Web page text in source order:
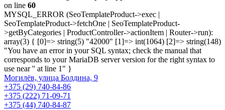
on line 60
MYSQL_ERROR (SeoTemplateProduct->exec |
SeoTemplateProduct->fetchOne | SeoTemplateProduct-
>getByCategories | ProductController->actionItem | Router->run):
array(3) { [0]=> string(5) "42000" [1]=> int(1064) [2]=> string(148)
"You have an error in your SQL syntax; check the manual that
corresponds to your MariaDB server version for the right syntax to
use near '' at line 1" }
Могилёв, улица Болдина, 9
+375 (29) 740-84-86
+375 (222) 71-09-71
+375 (44) 740-84-87